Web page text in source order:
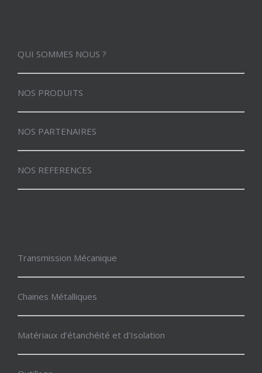
QUI SOMMES NOUS ?
NOS PRODUITS
NOS PARTENAIRES
NOS REFERENCES
Transmission Mécanique
Chaines Métalliques
Matériaux d’étanchéité et d'Isolation